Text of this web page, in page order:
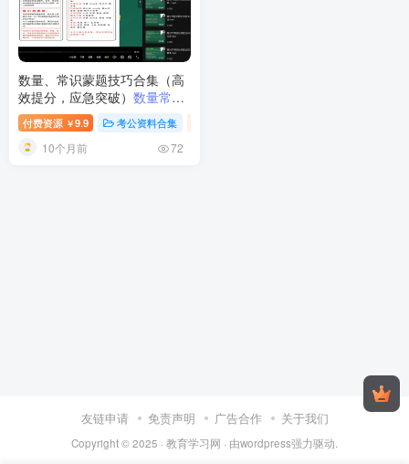
数量、常识蒙题技巧合集（高
效提分，应急突破） 数量常识
蒙题技巧合集 | 高效提分应急
课程
付费资源 ￥9.9 考公资料合集
10个月前 72
友链申请 免责声明 广告合作 关于我们
Copyright © 2025 · 教育学习网 · 由wordpress强力驱动.